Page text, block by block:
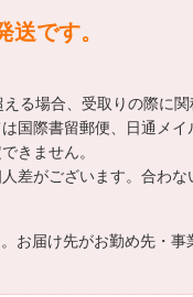
です。
る場合、受取りの際に関
国際書留郵便、日通メイ
きません。
差がございます。合わ
お届け先がお勤め先・